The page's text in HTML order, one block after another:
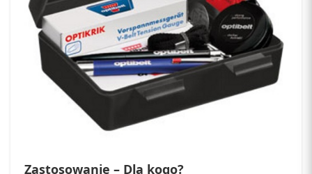
Zastosowanie – Dla kogo?